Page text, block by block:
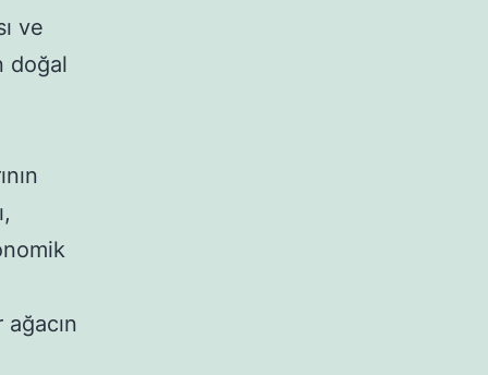
ve
doğal
ağacın